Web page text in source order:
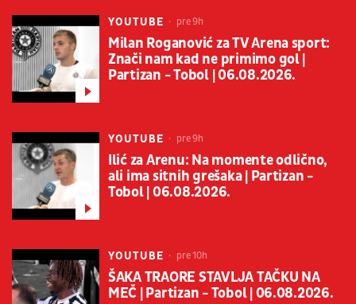
YOUTUBE pre 9h
Milan Roganović za TV Arena sport:
Znači nam kad ne primimo gol |
Partizan - Tobol | 06.08.2026.
YOUTUBE pre 9h
Ilić za Arenu: Na momente odlično,
ali ima sitnih grešaka | Partizan -
Tobol | 06.08.2026.
YOUTUBE pre 10h
ŠAKA TRAORE STAVLJA TAČKU NA
MEČ | Partizan - Tobol | 06.08.2026.